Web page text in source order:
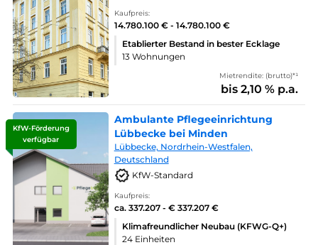
Kaufpreis:
14.780.100 € - 14.780.100 €
Etablierter Bestand in bester Ecklage
13 Wohnungen
Mietrendite: (brutto)*¹
bis 2,10 % p.a.
KfW-Förderung
verfügbar
Ambulante Pflegeeinrichtung
Lübbecke bei Minden
Lübbecke, Nordrhein-Westfalen,
Deutschland
KfW-Standard
Kaufpreis:
ca. 337.207 - € 337.207 €
Klimafreundlicher Neubau (KFWG-Q+)
24 Einheiten